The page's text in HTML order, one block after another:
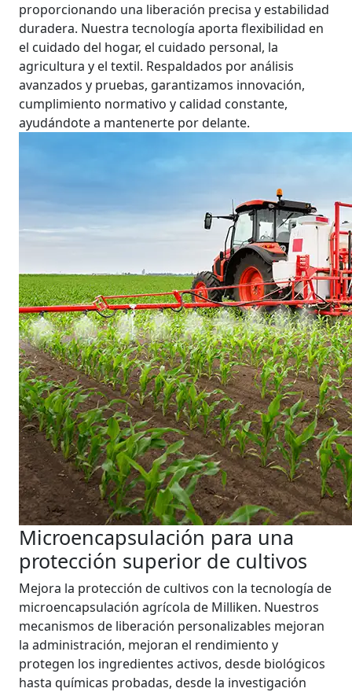
proporcionando una liberación precisa y estabilidad
duradera. Nuestra tecnología aporta flexibilidad en
el cuidado del hogar, el cuidado personal, la
agricultura y el textil. Respaldados por análisis
avanzados y pruebas, garantizamos innovación,
cumplimiento normativo y calidad constante,
ayudándote a mantenerte por delante.
Microencapsulación para una
protección superior de cultivos
Mejora la protección de cultivos con la tecnología de
microencapsulación agrícola de Milliken. Nuestros
mecanismos de liberación personalizables mejoran
la administración, mejoran el rendimiento y
protegen los ingredientes activos, desde biológicos
hasta químicas probadas, desde la investigación